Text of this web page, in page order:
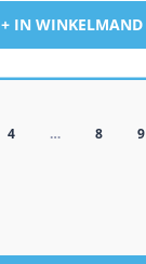
+ IN WINKELMAND
4 … 8 9